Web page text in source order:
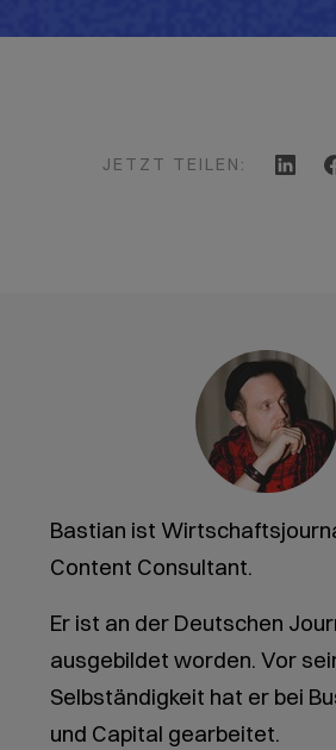
JETZT TEILEN:
Bastian ist
Content Consultant.
Er ist an der Deutschen
ausgebildet worden. Vor
Selbständigkeit hat er bei
und Capital gearbeitet.